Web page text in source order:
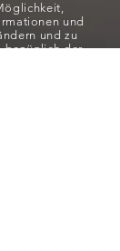
und
und zu
bezüglich der